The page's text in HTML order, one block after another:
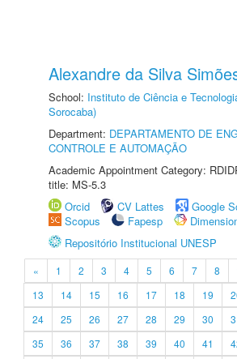
Alexandre da Silva
School: Instituto de Ciência e
Sorocaba)
Department: DEPARTAMENTO DE
CONTROLE E AUTOMAÇÃO
Academic Appointment Category:
title: MS-5.3
Orcid
CV Lattes
Google
Scopus
Fapesp
Repositório Institucional UNESP
« 1 2 3 4 5 6 7 8
13
14 15 16 17 18 19
24
25 26 27 28 29 30
35
36 37 38 39 40 41